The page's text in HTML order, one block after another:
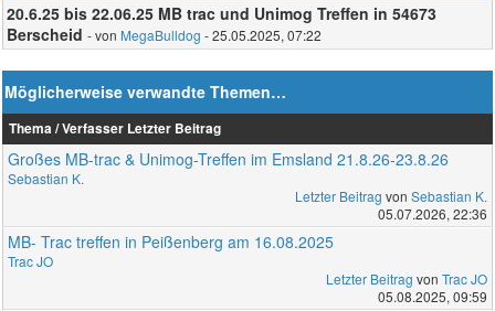
20.6.25 bis 22.06.25 MB trac und Unimog Treffen in 54673
Berscheid - von MegaBulldog - 25.05.2025, 07:22
Möglicherweise verwandte Themen…
Thema / Verfasser Letzter Beitrag
Großes MB-trac & Unimog-Treffen im Emsland 21.8.26-23.8.26
Sebastian K.
Letzter Beitrag von Sebastian K.
05.07.2026, 22:36
MB- Trac treffen in Peißenberg am 16.08.2025
Trac JO
Letzter Beitrag von Trac JO
05.08.2025, 09:59